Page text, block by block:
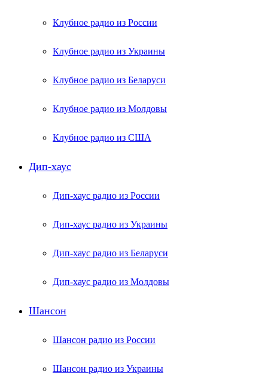
Клубное радио из России
Клубное радио из Украины
Клубное радио из Беларуси
Клубное радио из Молдовы
Клубное радио из США
Дип-хаус
Дип-хаус радио из России
Дип-хаус радио из Украины
Дип-хаус радио из Беларуси
Дип-хаус радио из Молдовы
Шансон
Шансон радио из России
Шансон радио из Украины